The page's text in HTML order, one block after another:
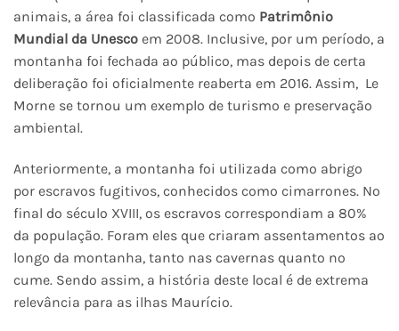
animais, a área foi classificada como Patrimônio
Mundial da Unesco em 2008. Inclusive, por um período, a
montanha foi fechada ao público, mas depois de certa
deliberação foi oficialmente reaberta em 2016. Assim, Le
Morne se tornou um exemplo de turismo e preservação
ambiental.
Anteriormente, a montanha foi utilizada como abrigo
por escravos fugitivos, conhecidos como cimarrones. No
final do século XVIII, os escravos correspondiam a 80%
da população. Foram eles que criaram assentamentos ao
longo da montanha, tanto nas cavernas quanto no
cume. Sendo assim, a história deste local é de extrema
relevância para as ilhas Maurício.